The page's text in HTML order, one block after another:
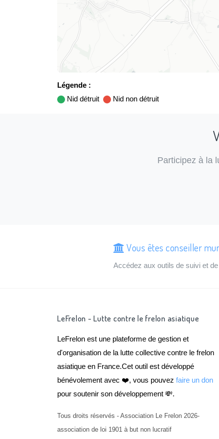
Légende :
Nid détruit
Nid non détruit
Participez à la
Vous êtes conseiller
Accédez aux outils de suivi et
LeFrelon - Lutte contre le frelon asiatique
LeFrelon est une plateforme de gestion et
d'organisation de la lutte collective contre le frelon
asiatique en France.Cet outil est développé
bénévolement avec ❤️, vous pouvez faire un don
pour soutenir son développement 💸.
Tous droits réservés - Association Le Frelon 2026-
association de loi 1901 à but non lucratif